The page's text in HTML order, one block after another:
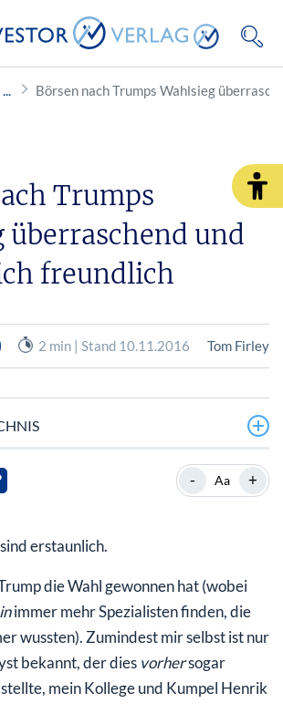
Börsen nach Trumps Wahlsieg
Trumps
überraschend und
freundlich
2 min | Stand 10.11.2016 Tom Firley
möglicher Chancen mit Gleitenden
- Aa +
erstaunlich.
die Wahl gewonnen hat (wobei
immer mehr Spezialisten finden, die
wussten). Zumindest mir selbst ist nur
bekannt, der dies vorhersogar
mein Kollege und Kumpel Henrik